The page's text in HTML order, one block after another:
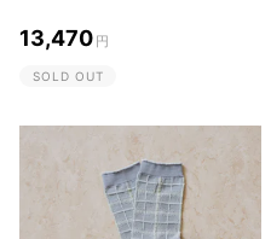
13,470 円
SOLD OUT